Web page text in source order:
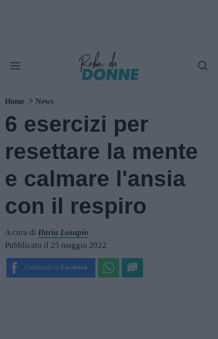
Home News
6 esercizi per
resettare la mente
e calmare l'ansia
con il respiro
A cura di Ilaria Losapio
Pubblicato il 25 maggio 2022
Condividi su Facebook